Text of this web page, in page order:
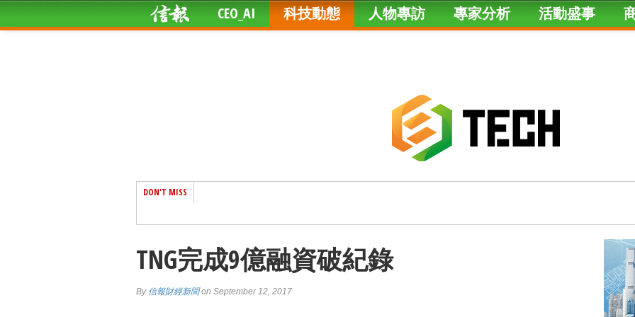
CEO_AI 科技動態 人物專訪 專家分析 活動盛事
DON'T MISS
TNG完成9億融資破紀錄
By 信報財經新聞on September 12, 2017